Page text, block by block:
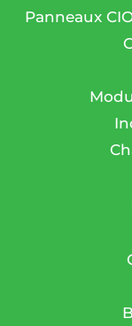
Panneaux